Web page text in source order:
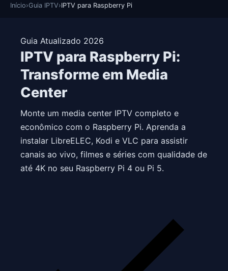
Início›Guia IPTV›IPTV para Raspberry Pi
Guia Atualizado 2026
IPTV para Raspberry Pi:
Transforme em Media
Center
Monte um media center IPTV completo e
econômico com o Raspberry Pi. Aprenda a
instalar LibreELEC, Kodi e VLC para assistir
canais ao vivo, filmes e séries com qualidade de
até 4K no seu Raspberry Pi 4 ou Pi 5.